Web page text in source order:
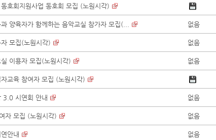
호회지원사업 동호회 모집 (노원시각)
양육자가 함께하는 음악교실 참가자 모집(... 없음
모집(노원시각) 없음
이용자 모집(노원시각) 없음
교육 참여자 모집 (노원시각)
3.0 시연회 안내 없음
자 모집 (노원시각) 없음
안내 없음